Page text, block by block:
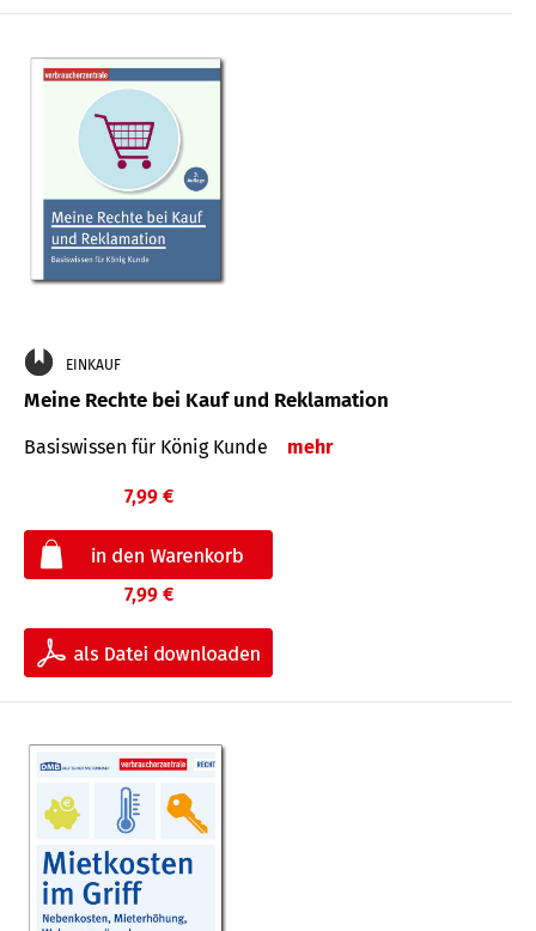
EINKAUF
Meine Rechte bei Kauf und Reklamation
Basiswissen für König Kunde mehr
7,99 €
7,99 €